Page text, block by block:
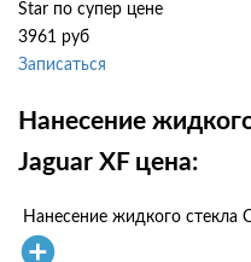
Star по супер цене
3961 руб
Записаться
Нанесение
Jaguar XF цена:
Нанесение жидкого стекла